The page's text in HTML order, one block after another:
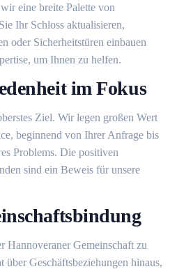
eine breite Palette von
Ihr Schloss aktualisieren,
oder Sicherheitstüren einbauen
um Ihnen zu helfen.
im Fokus
Ziel. Wir legen großen Wert
beginnend von Ihrer Anfrage bis
Problems. Die positiven
sind ein Beweis für unsere
Hannoveraner Gemeinschaft zu
über Geschäftsbeziehungen hinaus,